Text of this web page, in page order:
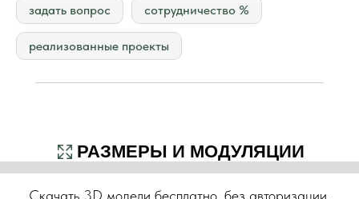
задать вопрос сотрудничество %
реализованные проекты
РАЗМЕРЫ И МОДУЛЯЦИИ
Скачать 3D модели бесплатно, без авторизации.